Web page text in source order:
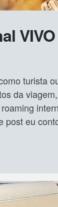
turista
da
post eu